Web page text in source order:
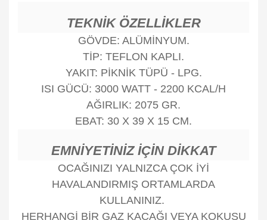
TEKNİK ÖZELLİKLER
GÖVDE: ALÜMİNYUM.
TİP: TEFLON KAPLI.
YAKIT: PİKNİK TÜPÜ - LPG.
ISI GÜCÜ: 3000 WATT - 2200 KCAL/H
AĞIRLIK: 2075 GR.
EBAT: 30 X 39 X 15 CM.
EMNİYETİNİZ İÇİN DİKKAT
OCAĞINIZI YALNIZCA ÇOK İYİ
HAVALANDIRMIŞ ORTAMLARDA
KULLANINIZ.
HERHANGİ BİR GAZ KAÇAĞI VEYA KOKUSU